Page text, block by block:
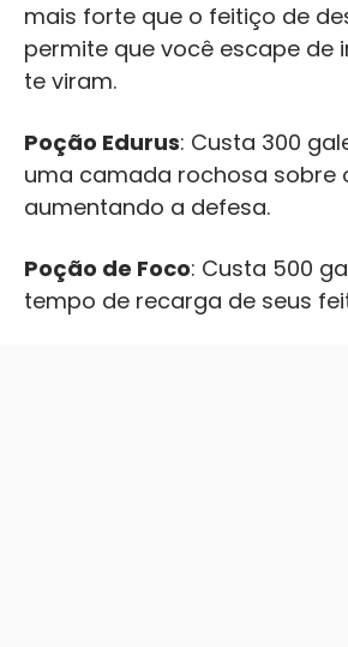
mais forte que o feitiço de
permite que você escape de
te viram.
Poção Edurus: Custa 300
uma camada rochosa sobre
aumentando a defesa.
Poção de Foco: Custa 500
tempo de recarga de seus